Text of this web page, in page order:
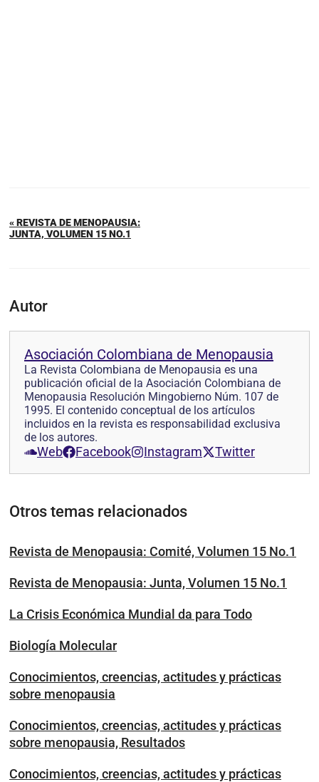
« REVISTA DE MENOPAUSIA:
JUNTA, VOLUMEN 15 NO.1
Autor
Asociación Colombiana de Menopausia
La Revista Colombiana de Menopausia es una
publicación oficial de la Asociación Colombiana de
Menopausia Resolución Mingobierno Núm. 107 de
1995. El contenido conceptual de los artículos
incluidos en la revista es responsabilidad exclusiva
de los autores.
Web Facebook Instagram Twitter
Otros temas relacionados
Revista de Menopausia: Comité, Volumen 15 No.1
Revista de Menopausia: Junta, Volumen 15 No.1
La Crisis Económica Mundial da para Todo
Biología Molecular
Conocimientos, creencias, actitudes y prácticas
sobre menopausia
Conocimientos, creencias, actitudes y prácticas
sobre menopausia, Resultados
Conocimientos, creencias, actitudes y prácticas